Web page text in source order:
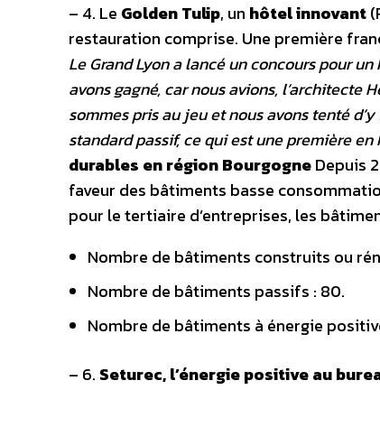
– 4. Le Golden Tulip, un hôtel innovant
restauration comprise. Une première
Le Grand Lyon a lancé un concours pour
avons gagné, car nous avions, l’architecte
sommes pris au jeu et nous avons tenté
standard passif, ce qui est une première en
durables en région BourgogneDepuis
faveur des bâtiments basse
pour le tertiaire d’entreprises, les
Nombre de bâtiments construits ou
Nombre de bâtiments passifs : 80.
Nombre de bâtiments à énergie
– 6. Seturec, l’énergie positive au